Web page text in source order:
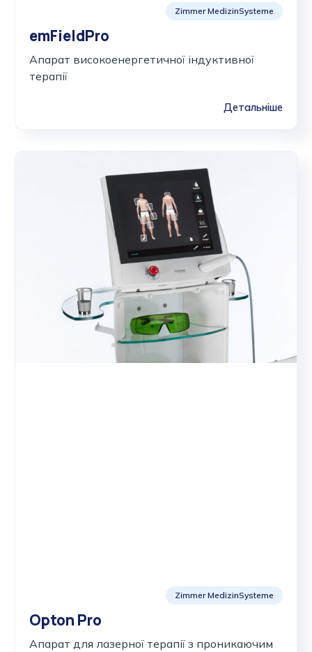
Zimmer MedizinSysteme
emFieldPro
Апарат високоенергетичної індуктивної
терапії
Детальніше
Zimmer MedizinSysteme
Opton Pro
Апарат для лазерної терапії з проникаючим